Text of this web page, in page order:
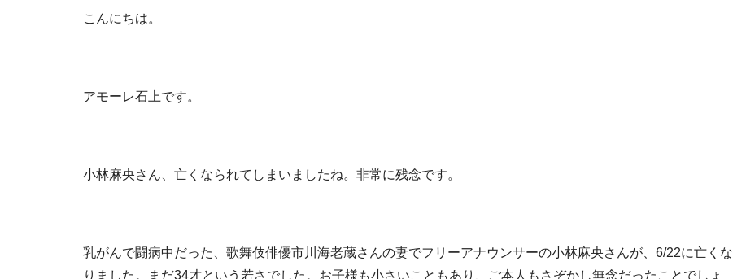
こんにちは。
アモーレ石上です。
小林麻央さん、亡くなられてしまいましたね。非常に残念です。
乳がんで闘病中だった、歌舞伎俳優市川海老蔵さんの妻でフリーアナウンサーの小林麻央さんが、6/22に亡くな
りました。まだ34才という若さでした。お子様も小さいこともあり、ご本人もさぞかし無念だったことでしょ